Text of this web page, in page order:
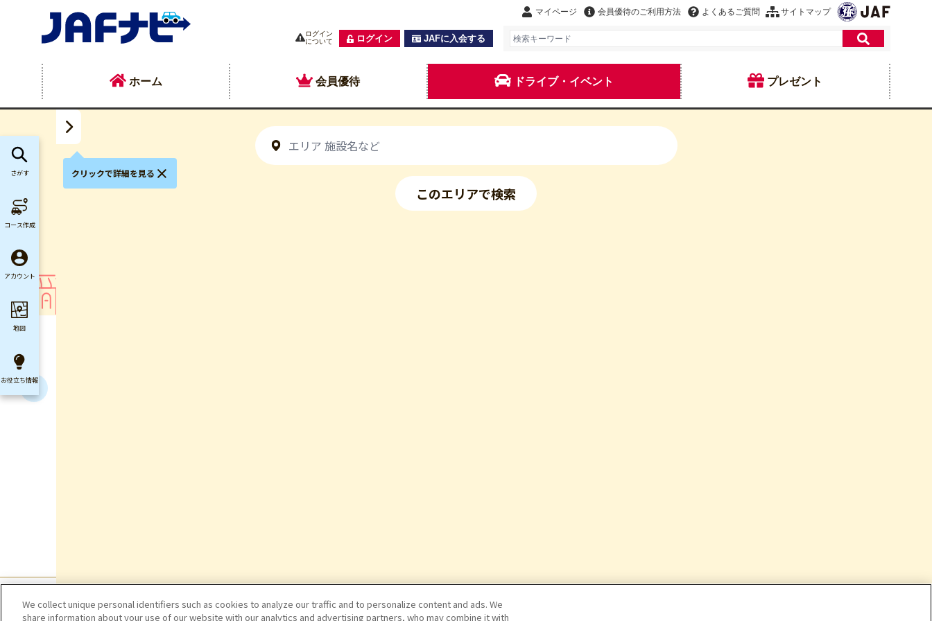
マイページ 会員優待のご利用方法 よくあるご質問 サイトマップ
ログイン
について
ログイン JAFに入会する
ホーム 会員優待 ドライブ・イベント プレゼント
このエリアで検索
クリックで詳細を見る
さがす
コース作成
アカウント
地図
お役立ち情報
We collect unique personal identifiers such as cookies to analyze our traffic and to personalize content and ads. We
share information about your use of our website with our analytics and advertising partners, who may combine it with